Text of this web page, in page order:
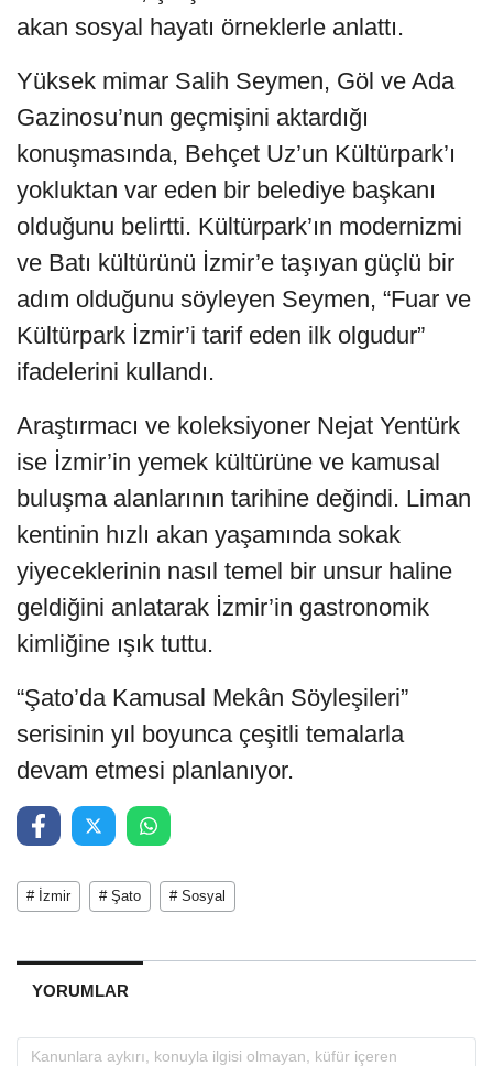
akan sosyal hayatı örneklerle anlattı.
Yüksek mimar Salih Seymen, Göl ve Ada
Gazinosu’nun geçmişini aktardığı
konuşmasında, Behçet Uz’un Kültürpark’ı
yokluktan var eden bir belediye başkanı
olduğunu belirtti. Kültürpark’ın modernizmi
ve Batı kültürünü İzmir’e taşıyan güçlü bir
adım olduğunu söyleyen Seymen, “Fuar ve
Kültürpark İzmir’i tarif eden ilk olgudur”
ifadelerini kullandı.
Araştırmacı ve koleksiyoner Nejat Yentürk
ise İzmir’in yemek kültürüne ve kamusal
buluşma alanlarının tarihine değindi. Liman
kentinin hızlı akan yaşamında sokak
yiyeceklerinin nasıl temel bir unsur haline
geldiğini anlatarak İzmir’in gastronomik
kimliğine ışık tuttu.
“Şato’da Kamusal Mekân Söyleşileri”
serisinin yıl boyunca çeşitli temalarla
devam etmesi planlanıyor.
# İzmir # Şato # Sosyal
YORUMLAR